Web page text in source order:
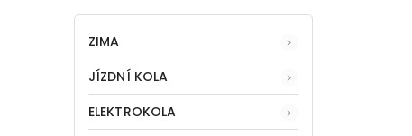
ZIMA
JÍZDNÍ KOLA
ELEKTROKOLA